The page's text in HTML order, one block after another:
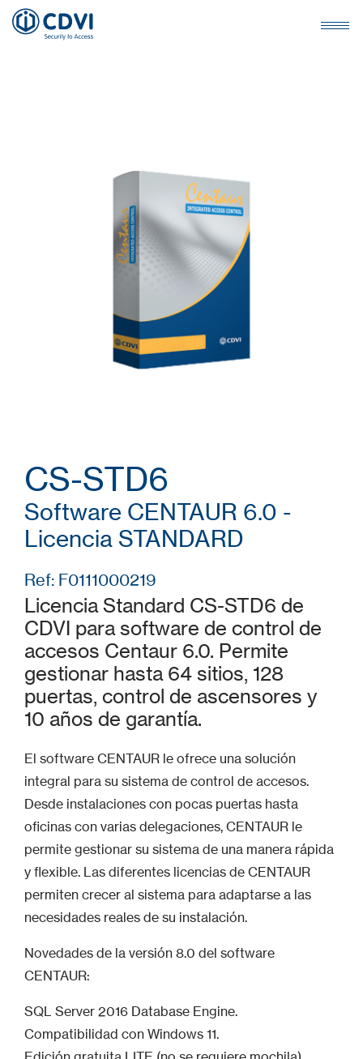
CS-STD6
Software CENTAUR 6.0 -
Licencia STANDARD
Ref: F0111000219
Licencia Standard CS-STD6 de
CDVI para software de control de
accesos Centaur 6.0. Permite
gestionar hasta 64 sitios, 128
puertas, control de ascensores y
10 años de garantía.
El software CENTAUR le ofrece una solución
integral para su sistema de control de accesos.
Desde instalaciones con pocas puertas hasta
oficinas con varias delegaciones, CENTAUR le
permite gestionar su sistema de una manera rápida
y flexible. Las diferentes licencias de CENTAUR
permiten crecer al sistema para adaptarse a las
necesidades reales de su instalación.
Novedades de la versión 8.0 del software
CENTAUR:
SQL Server 2016 Database Engine.
Compatibilidad con Windows 11.